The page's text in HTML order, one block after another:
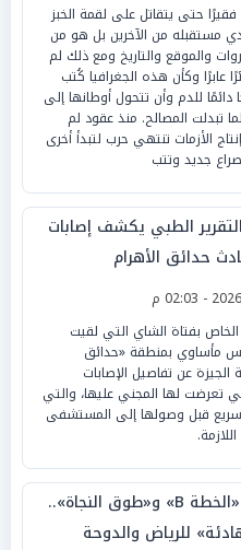
حتى يتقاتل على لقمة الخبز
مستقبله من الآخرين بل هو من
والموقع والتاريخ ومع ذلك لم
عابرًا وكأن هذه الجغرافيا كُتب
للدم وأن تتحول أوطانها إلى
تبدلت المصالح. منذ عقود لم
الأزمات تنتهي حرب لتبدأ أخرى
جديد وتتب
الطبي يكشف إصابات
حدائق الأهرام
بفتاة الشاي التي لقيت
مأساوي بمنطقة «حدائق
عن تفاصيل الإصابات
تعرضت لها المجني عليها، والتي
قبل وصولها إلى المستشفى
نبيل أبوالياسين: «الخطة B» و«طوق النجاة»..
للرياض والدوحة